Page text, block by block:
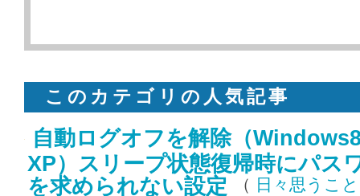
このカテゴリの人気記事
自動ログオフを解除（
XP）スリープ状態復帰時にパス
を求められない設定
（ 日々思うこ